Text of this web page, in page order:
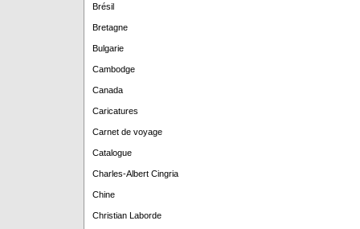
Brésil
Bretagne
Bulgarie
Cambodge
Canada
Caricatures
Carnet de voyage
Catalogue
Charles-Albert Cingria
Chine
Christian Laborde